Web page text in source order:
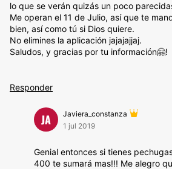
lo que se verán quizás un poco
Me operan el 11 de Julio, así que te
bien, así como tú si Dios quiere.
No elimines la aplicación jajajajjaj.
Saludos, y gracias por tu información🤗!
Responder
JA
Javiera_constanza
1 jul 2019
Genial entonces si tienes
400 te sumará mas!!! Me alegro